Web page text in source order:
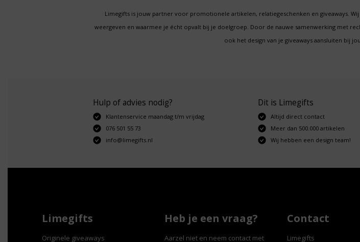
Limegifts is jouw partner voor promotionele artikelen, relatiegeschenken en giveaways.
weergeven en waarmee je écht opvalt bij je doelgroep. Door de nauwe samenwerking met
ook het design van je giveaways aansluiten bij
Hulp of advies nodig?
Klantenservice maandag t/m vrijdag
076 501 55 73
info@limegifts.nl
Dit is Limegifts
Altijd direct contact
Meer dan 500.000 artikelen
Wij hebben een design team!
Limegifts
Originele giveaways
Heb je een vraag?
Aarzel niet en neem contact met
Contact
Limegifts